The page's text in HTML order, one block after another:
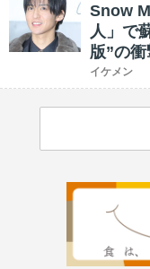
Snow
人」で
版”の衝
イケメン